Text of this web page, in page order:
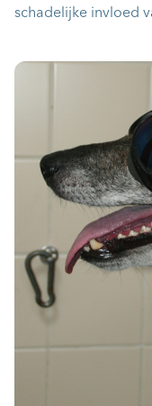
schadelijke invloed